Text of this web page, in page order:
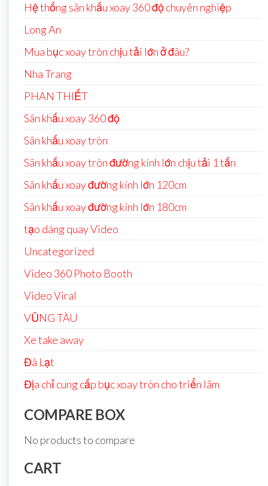
Hệ thống sân khấu xoay 360 độ chuyên nghiệp
Long An
Mua bục xoay tròn chịu tải lớn ở đâu?
Nha Trang
PHAN THIẾT
Sân khấu xoay 360 độ
Sân khấu xoay tròn
Sân khấu xoay tròn đường kính lớn chịu tải 1 tấn
Sân khấu xoay đường kính lớn 120cm
Sân khấu xoay đường kính lớn 180cm
tạo dáng quay Video
Uncategorized
Video 360 Photo Booth
Video Viral
VŨNG TÀU
Xe take away
Đà Lạt
Địa chỉ cung cấp bục xoay tròn cho triển lãm
COMPARE BOX
No products to compare
CART